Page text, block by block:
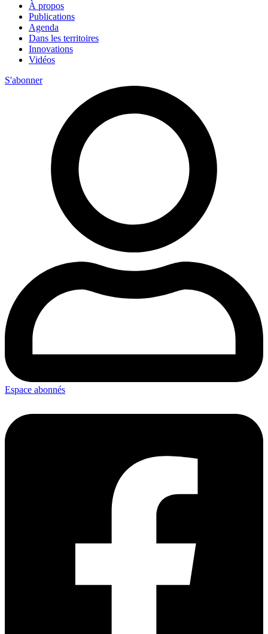
À propos
Publications
Agenda
Dans les territoires
Innovations
Vidéos
S'abonner
Espace abonnés